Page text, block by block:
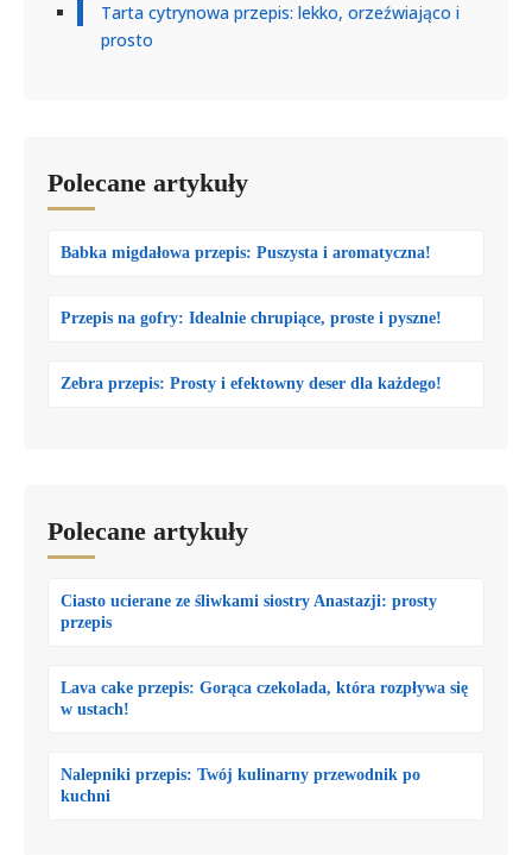
Tarta cytrynowa przepis: lekko, orzeźwiająco i
prosto
Polecane artykuły
Babka migdałowa przepis: Puszysta i aromatyczna!
Przepis na gofry: Idealnie chrupiące, proste i pyszne!
Zebra przepis: Prosty i efektowny deser dla każdego!
Polecane artykuły
Ciasto ucierane ze śliwkami siostry Anastazji: prosty
przepis
Lava cake przepis: Gorąca czekolada, która rozpływa się
w ustach!
Nalepniki przepis: Twój kulinarny przewodnik po
kuchni